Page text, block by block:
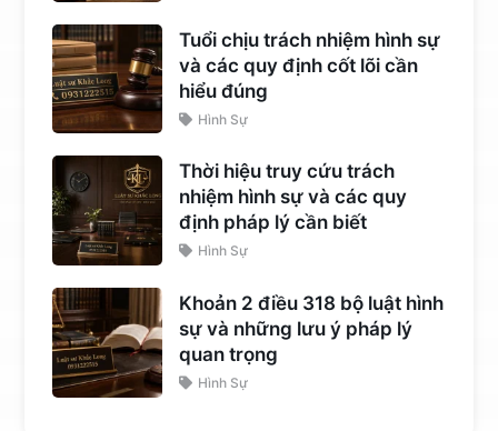
Tuổi chịu trách nhiệm hình sự
và các quy định cốt lõi cần
hiểu đúng
Hình Sự
Thời hiệu truy cứu trách
nhiệm hình sự và các quy
định pháp lý cần biết
Hình Sự
Khoản 2 điều 318 bộ luật hình
sự và những lưu ý pháp lý
quan trọng
Hình Sự